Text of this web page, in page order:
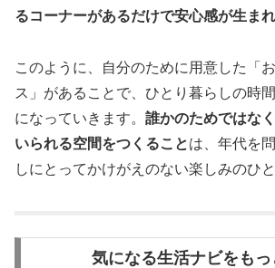
るコーナーがあるだけで安心感が生ま
このように、自分のために用意した「
ス」があることで、ひとり暮らしの時
になっていきます。 誰かのためではな
いられる空間をつくることは、年代を
しにとってかけがえのない楽しみのひと
気になる生活ナビをもっ